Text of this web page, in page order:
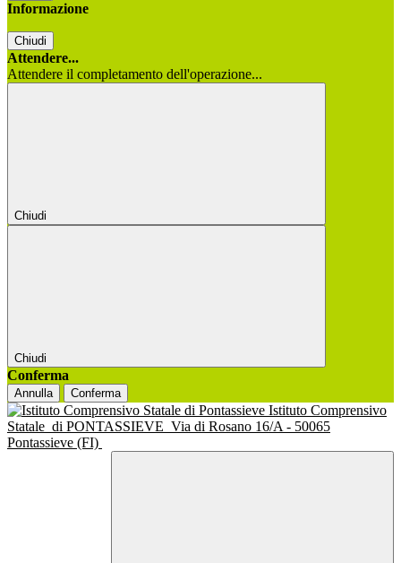
Informazione
Chiudi
Attendere...
Attendere il completamento dell'operazione...
Chiudi
Chiudi
Conferma
Annulla Conferma
Istituto Comprensivo
Statale di PONTASSIEVE Via di Rosano 16/A - 50065
Pontassieve (FI)